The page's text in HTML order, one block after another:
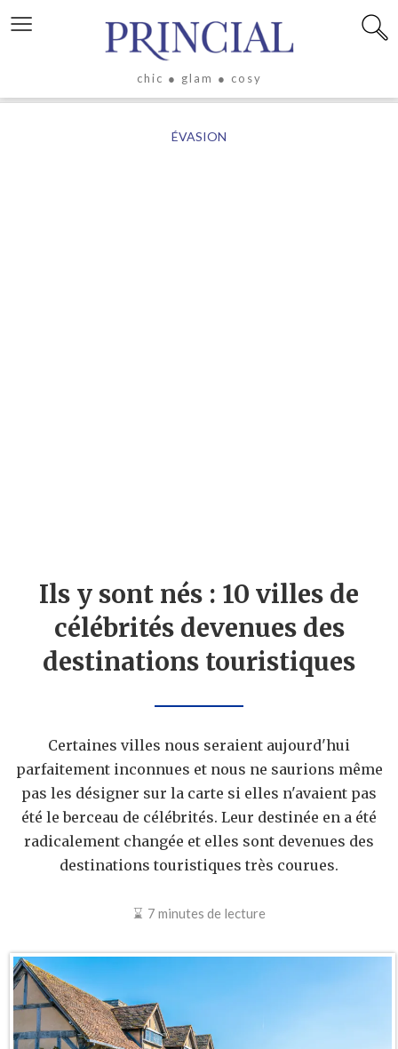
≡
chic ● glam ● cosy
LIFESTYLEÉVASION
Ils y sont nés : 10 villes de
célébrités devenues des
destinations touristiques
Certaines villes nous seraient aujourd'hui
parfaitement inconnues et nous ne saurions même
pas les désigner sur la carte si elles n'avaient pas
été le berceau de célébrités. Leur destinée en a été
radicalement changée et elles sont devenues des
destinations touristiques très courues.
7 minutes de lecture